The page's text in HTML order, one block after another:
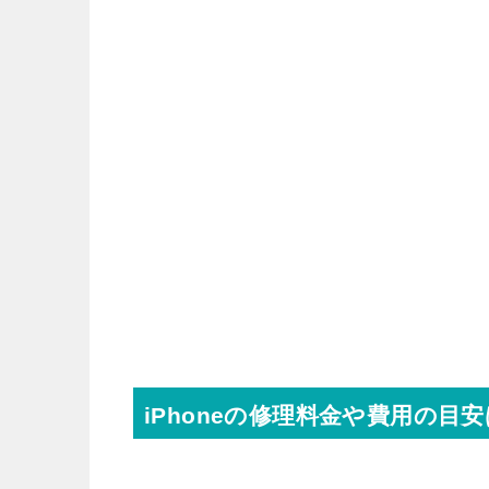
iPhoneの修理料金や費用の目